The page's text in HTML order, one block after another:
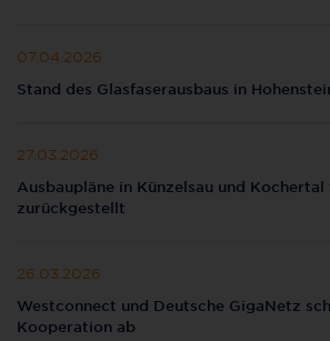
07.04.2026
Stand des Glasfaserausbaus in
27.03.2026
Ausbaupläne in Künzelsau und
zurückgestellt
26.03.2026
Westconnect und Deutsche GigaNetz
Kooperation ab